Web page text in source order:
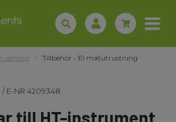
Tillbehör - El mätutrustning
/E-NR 4209348
till HT-instrument